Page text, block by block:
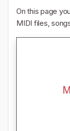
On this page
MIDI files,